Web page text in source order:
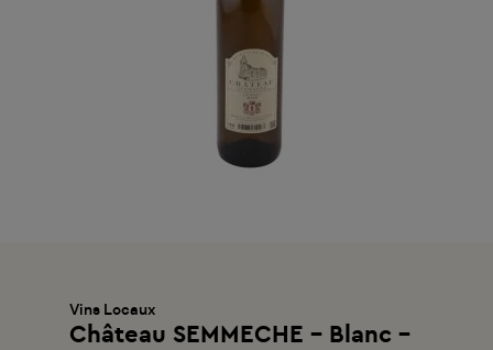
Vins Locaux
Château SEMMECHE - Blanc -